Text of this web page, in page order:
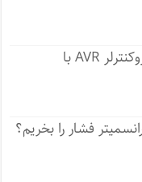
دانلود کتاب 11 پروژه میکروکنترلر AVR با
فشار را بخریم؟